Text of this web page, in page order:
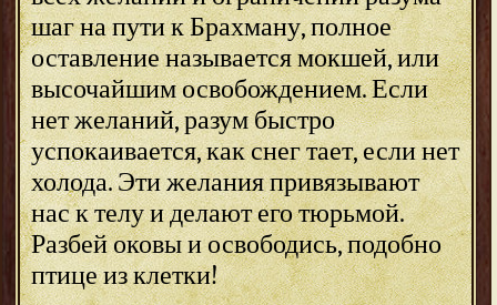
шаг на пути к Брахману, полное
оставление называется мокшей, или
высочайшим освобождением. Если
нет желаний, разум быстро
успокаивается, как снег тает, если нет
холода. Эти желания привязывают
нас к телу и делают его тюрьмой.
Разбей оковы и освободись, подобно
птице из клетки!